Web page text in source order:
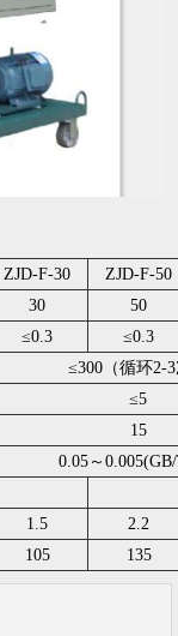
ZJD-F-30
ZJD-F-50
30
50
≤0.3
≤0.3
≤300（循环2-3
≤5
15
0.05～
1.5
2.2
105 135